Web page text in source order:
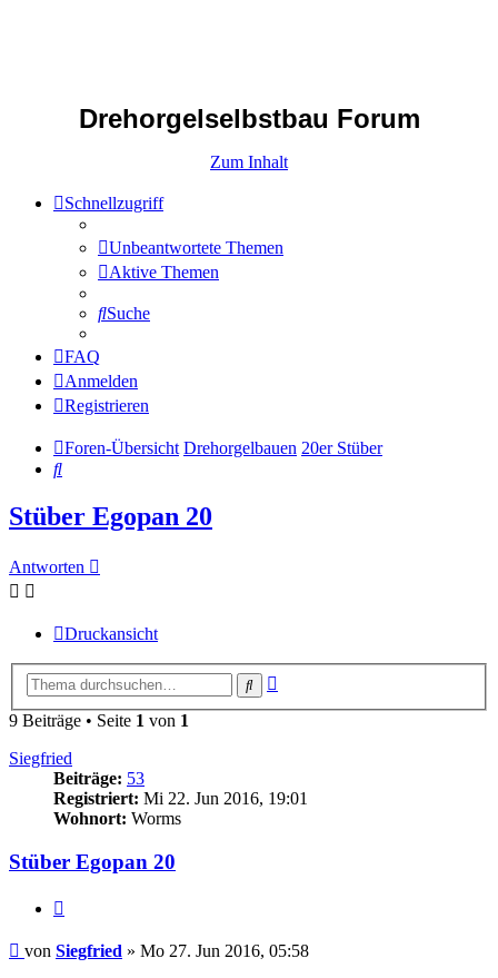
Drehorgelselbstbau Forum
Zum Inhalt
Schnellzugriff
Unbeantwortete Themen
Aktive Themen
Suche
FAQ
Anmelden
Registrieren
Foren-Übersicht Drehorgelbauen 20er Stüber
Suche
Stüber Egopan 20
Antworten
Druckansicht
Suche
9 Beiträge • Seite 1 von 1
Siegfried
Beiträge: 53
Registriert: Mi 22. Jun 2016, 19:01
Wohnort: Worms
Stüber Egopan 20
Beitrag
von Siegfried » Mo 27. Jun 2016, 05:58